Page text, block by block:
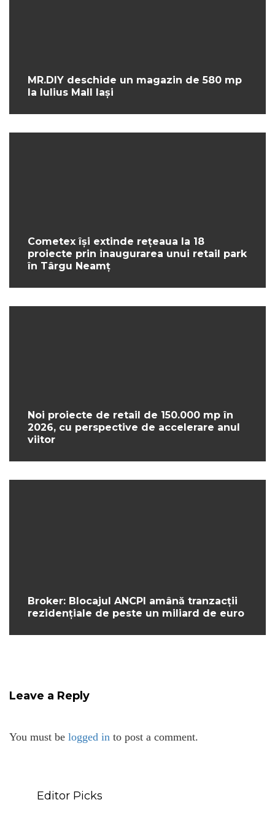
MR.DIY deschide un magazin de 580 mp
la Iulius Mall Iași
Cometex își extinde rețeaua la 18
proiecte prin inaugurarea unui retail park
în Târgu Neamț
Noi proiecte de retail de 150.000 mp în
2026, cu perspective de accelerare anul
viitor
Broker: Blocajul ANCPI amână tranzacții
rezidențiale de peste un miliard de euro
Leave a Reply
You must be logged in to post a comment.
Editor Picks